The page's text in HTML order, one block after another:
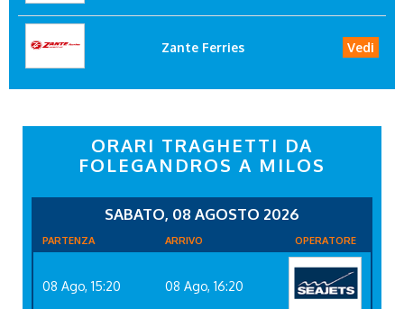
Zante Ferries Vedi
ORARI TRAGHETTI DA
FOLEGANDROS A MILOS
SABATO, 08 AGOSTO 2026
PARTENZA ARRIVO OPERATORE
08 Ago, 15:20 08 Ago, 16:20